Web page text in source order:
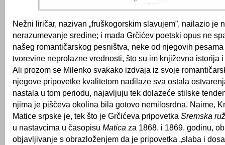
Nežni liričar, nazivan „fruškogorskim slavujem”, nailazio je
nerazumevanje sredine; i mada Grčićev poetski opus ne
našeg romantičarskog pesništva, neke od njegovih
tvorevine neprolazne vrednosti, što su im književna istorija
Ali prozom se Milenko svakako izdvaja iz svoje
njegove pripovetke kvalitetom nadilaze sva ostala
nastala u tom periodu, najavljuju tek dolazeće stilske
njima je piščeva okolina bila gotovo nemilosrdna. Naime,
Matice srpske je, tek što je Grčićeva pripovetka Sremska
u nastavcima u časopisu Matica za 1868. i 1869. godinu,
objavljivanje s obrazloženjem da je pripovetka „slaba i